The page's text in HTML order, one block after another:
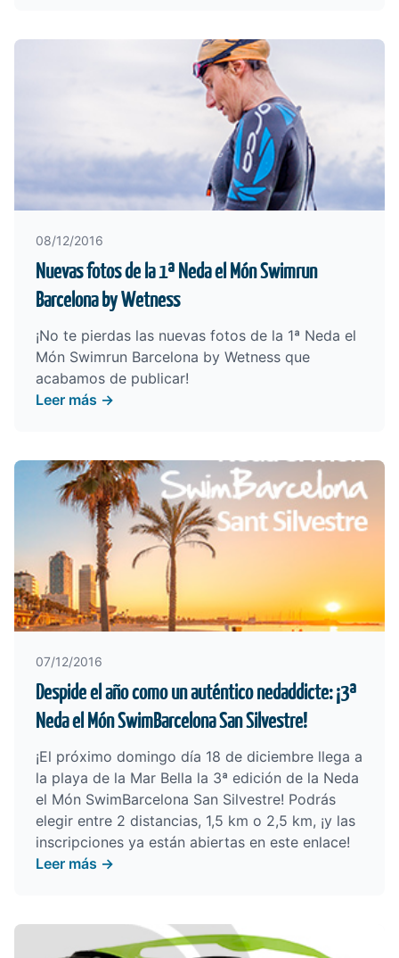
08/12/2016
Nuevas fotos de la 1ª Neda el Món Swimrun
Barcelona by Wetness
¡No te pierdas las nuevas fotos de la 1ª Neda el
Món Swimrun Barcelona by Wetness que
acabamos de publicar!
Leer más →
07/12/2016
Despide el año como un auténtico nedaddicte: ¡3ª
Neda el Món SwimBarcelona San Silvestre!
¡El próximo domingo día 18 de diciembre llega a
la playa de la Mar Bella la 3ª edición de la Neda
el Món SwimBarcelona San Silvestre! Podrás
elegir entre 2 distancias, 1,5 km o 2,5 km, ¡y las
inscripciones ya están abiertas en este enlace!
Leer más →